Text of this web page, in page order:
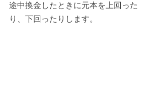
途中換金したときに元本を上回った
り、下回ったりします。